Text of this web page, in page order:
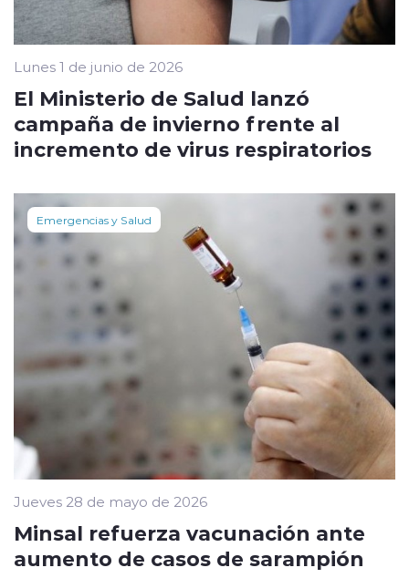
Lunes 1 de junio de 2026
El Ministerio de Salud lanzó
campaña de invierno frente al
incremento de virus respiratorios
Emergencias y Salud
Jueves 28 de mayo de 2026
Minsal refuerza vacunación ante
aumento de casos de sarampión